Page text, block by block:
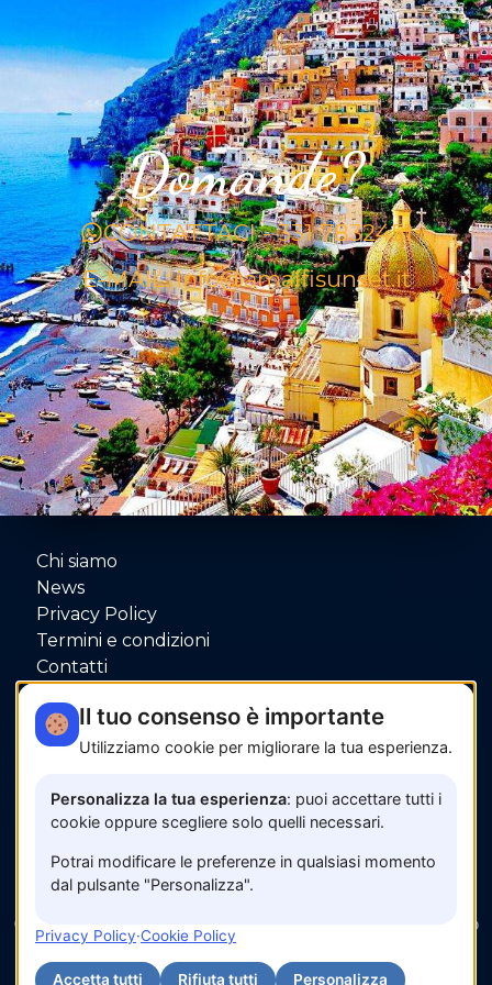
Domande?
CONTATTACI - 331 7832451
E-MAIL: info@amalfisunset.it
Chi siamo
News
Privacy Policy
Termini e condizioni
Contatti
Pagamenti sicuri con
© 2026 www.amalfisunset.it —
— Facciamo
cose…
Il tuo consenso è importante
Utilizziamo cookie per migliorare la tua esperienza.
Personalizza la tua esperienza: puoi accettare tutti i
cookie oppure scegliere solo quelli necessari.
Potrai modificare le preferenze in qualsiasi momento
dal pulsante "Personalizza".
Privacy Policy·Cookie Policy
Accetta tutti Rifiuta tutti Personalizza